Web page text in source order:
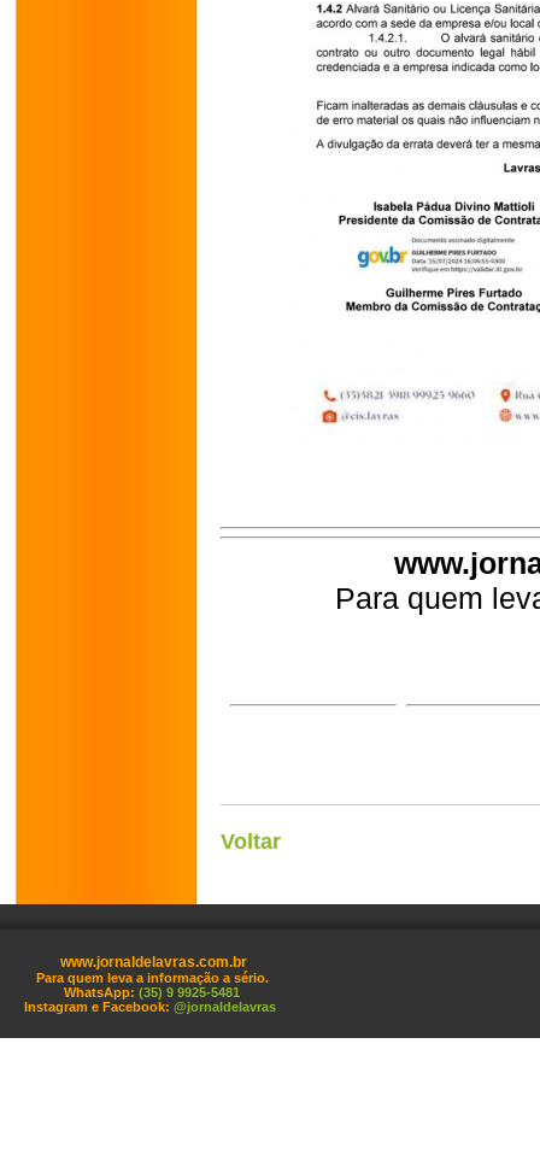
Para quem
Voltar
www.jornaldelavras.com.br
Para quem leva a informação a sério.
WhatsApp: (35) 9 9925-5481
Instagram e Facebook: @jornaldelavras